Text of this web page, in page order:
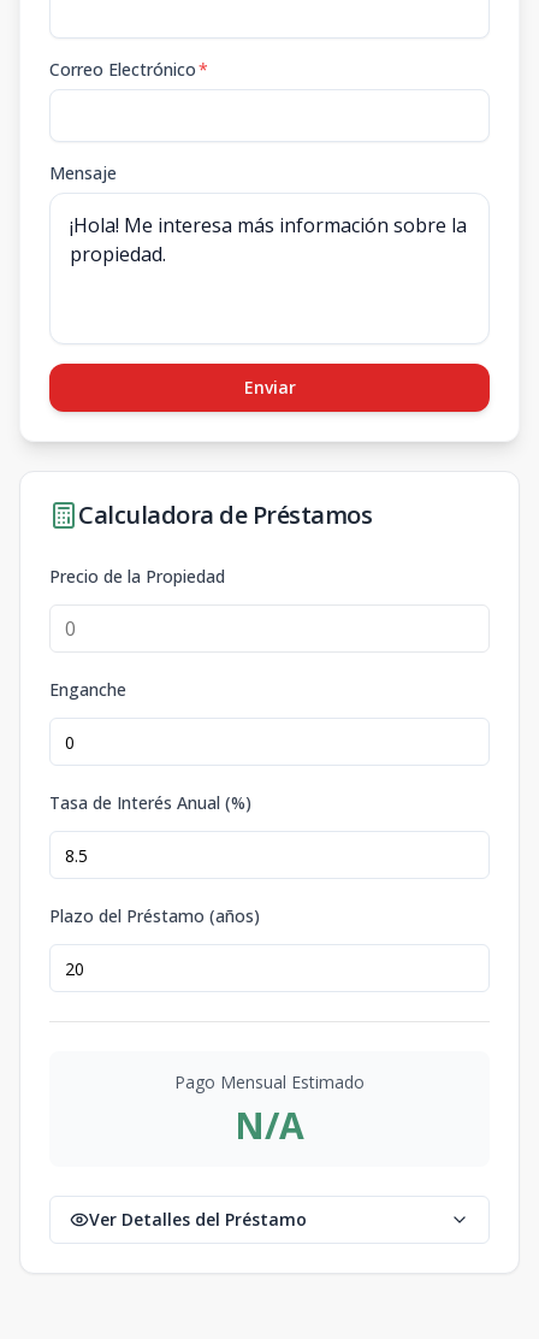
Correo Electrónico*
Mensaje
Enviar
Calculadora de Préstamos
Precio de la Propiedad
Enganche
Tasa de Interés Anual (%)
Plazo del Préstamo (años)
Pago Mensual Estimado
N/A
Ver Detalles del Préstamo